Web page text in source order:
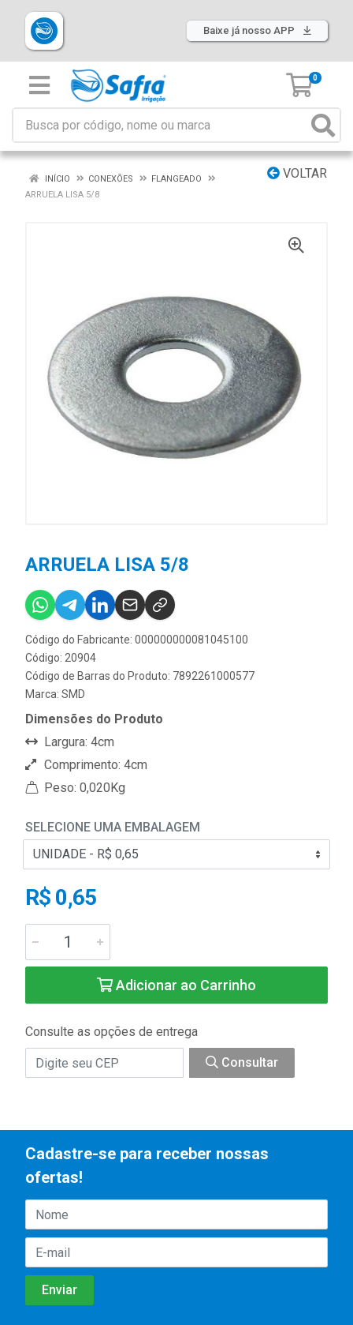
Baixe já nosso APP
0
VOLTAR
INÍCIO CONEXÕES
FLANGEADO
ARRUELA LISA 5/8
ARRUELA LISA 5/8
Código do Fabricante: 000000000081045100
Código: 20904
Código de Barras do Produto: 7892261000577
Marca: SMD
Dimensões do Produto
Largura: 4cm
Comprimento: 4cm
Peso: 0,020Kg
SELECIONE UMA EMBALAGEM
R$ 0,65
Adicionar ao Carrinho
Consulte as opções de entrega
Consultar
Cadastre-se para receber nossas
ofertas!